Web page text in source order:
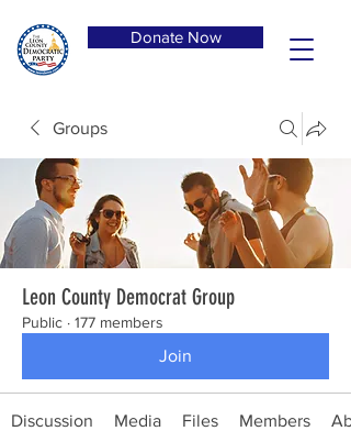
Donate Now
Groups
Leon County Democrat Group
Public · 177 members
Join
Discussion Media Files Members